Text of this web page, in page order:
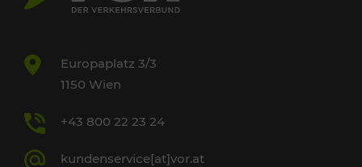
Europaplatz 3/3
1150 Wien
+43 800 22 23 24
kundenservice[at]vor.at